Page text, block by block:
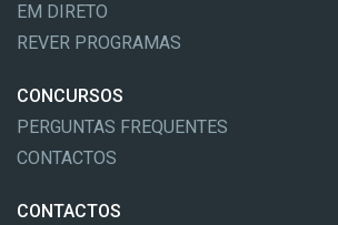
EM DIRETO
REVER PROGRAMAS
CONCURSOS
PERGUNTAS FREQUENTES
CONTACTOS
CONTACTOS